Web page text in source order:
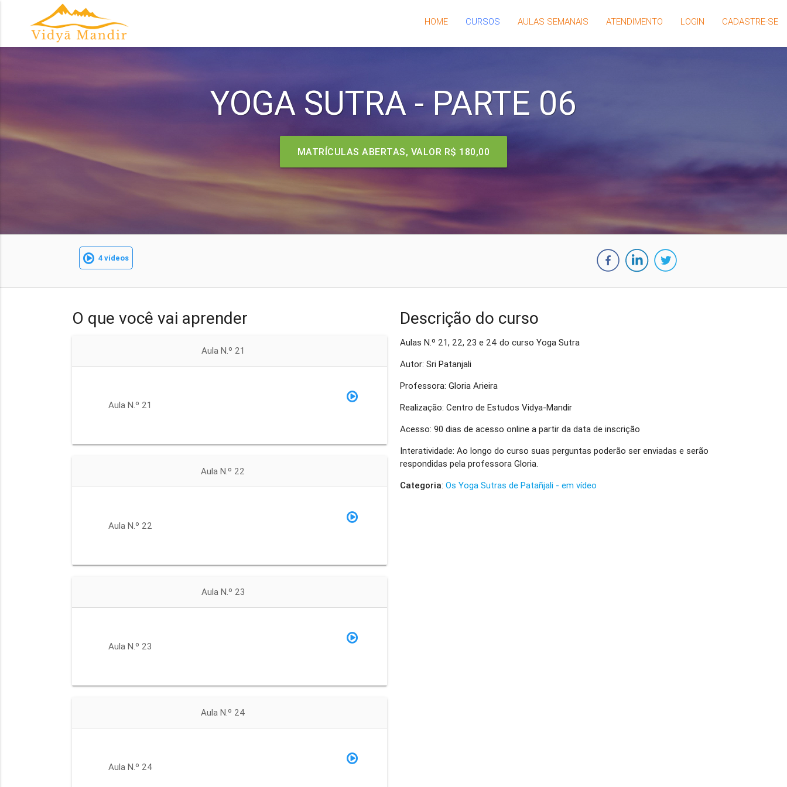
HOME CURSOS AULAS SEMANAIS ATENDIMENTO LOGIN CADASTRE-SE
YOGA SUTRA - PARTE 06
MATRÍCULAS ABERTAS, VALOR R$ 180,00
4 vídeos
O que você vai aprender
Aula N.º 21
Aula N.º 21
Aula N.º 22
Aula N.º 22
Aula N.º 23
Aula N.º 23
Aula N.º 24
Aula N.º 24
Descrição do curso
Aulas N.º 21, 22, 23 e 24 do curso Yoga Sutra
Autor: Sri Patanjali
Professora: Gloria Arieira
Realização: Centro de Estudos Vidya-Mandir
Acesso: 90 dias de acesso online a partir da data de inscrição
Interatividade: Ao longo do curso suas perguntas poderão ser enviadas e serão
respondidas pela professora Gloria.
Categoria:Os Yoga Sutras de Patañjali - em vídeo